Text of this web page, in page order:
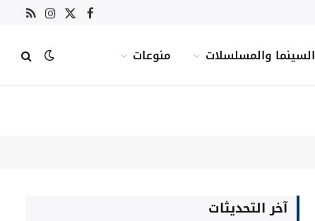
فيسبوك
X الانستغرام
RSS
السينما والمسلسلات منوعات
آخر التحديثات